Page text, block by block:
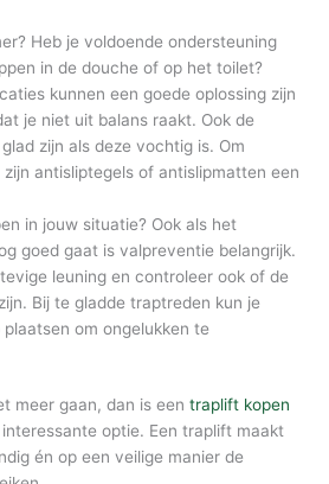
Heb je voldoende ondersteuning
in de douche of op het toilet?
kunnen een goede oplossing zijn
je niet uit balans raakt. Ook de
zijn als deze vochtig is. Om
antisliptegels of antislipmatten een
in jouw situatie? Ook als het
goed gaat is valpreventie belangrijk.
leuning en controleer ook of de
Bij te gladde traptreden kun je
om ongelukken te
meer gaan, dan is een traplift kopen
optie. Een traplift maakt
én op een veilige manier de